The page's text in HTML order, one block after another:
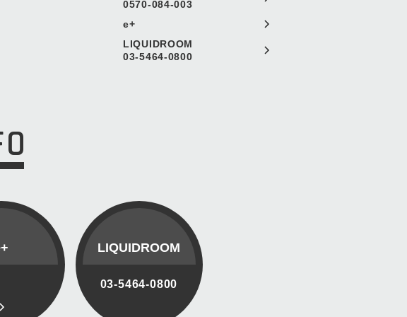
0570-084-003
e+
LIQUIDROOM
03-5464-0800
LIQUIDROOM
03-5464-0800